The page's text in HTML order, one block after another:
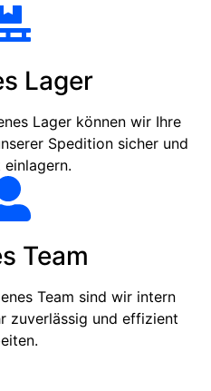
Lager
Lager können wir Ihre
Spedition sicher und
Team
Team sind wir intern
zuverlässig und effizient